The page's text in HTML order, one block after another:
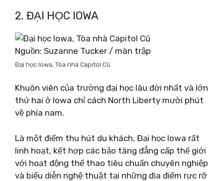
2. ĐẠI HỌC IOWA
Nguồn: Suzanne Tucker / màn trập
Đại học Iowa, Tòa nhà Capitol Cũ
Khuôn viên của trường đại học lâu đời nhất và lớn
thứ hai ở Iowa chỉ cách North Liberty mười phút
về phía nam.
Là một điểm thu hút du khách, Đại học Iowa rất
linh hoạt, kết hợp các bảo tàng đẳng cấp thế giới
với hoạt động thể thao tiêu chuẩn chuyên nghiệp
và biểu diễn nghệ thuật tại những địa điểm rực rỡ